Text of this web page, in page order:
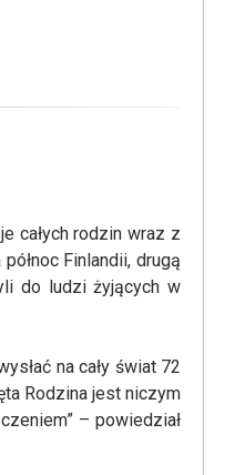
całych rodzin wraz z
Finlandii, drugą
do ludzi żyjących w
na cały świat 72
Rodzina jest niczym
– powiedział